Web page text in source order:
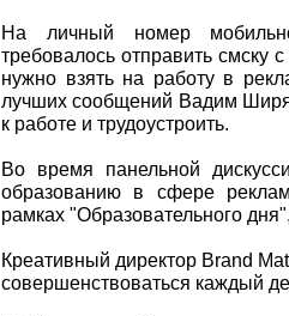
На личный номер
требовалось отправить смску
нужно взять на работу в
лучших сообщений Вадим
к работе и трудоустроить.
Во время панельной
образованию в сфере
рамках "Образовательного
Креативный директор Brand
совершенствоваться каждый